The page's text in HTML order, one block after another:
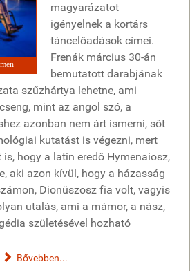
magyarázatot
igényelnek a kortárs
táncelőadások címei.
Frenák március 30-án
bemutatott darabjának
szűzhártya lehetne, ami
mint az angol szó, a
azonban nem árt ismerni, sőt
kutatást is végezni, mert
hogy a latin eredő Hymenaiosz,
aki azon kívül, hogy a házasság
Dionüszosz fia volt, vagyis
utalás, ami a mámor, a nász,
születésével hozható
Bővebben...